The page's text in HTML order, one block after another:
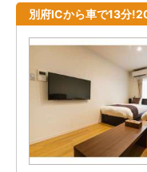
別府ICから車で13分